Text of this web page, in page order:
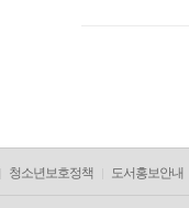
청소년보호정책 도서홍보안내